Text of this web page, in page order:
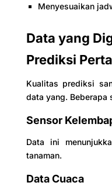
Menyesuaikan
Data yang
Prediksi
Kualitas prediksi
data yang. Beberapa
Sensor
Data ini
tanaman.
Data Cuaca